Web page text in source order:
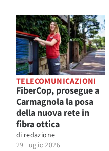
TELECOMUNICAZIONI
FiberCop, prosegue a
Carmagnola la posa
della nuova rete in
fibra ottica
di redazione
29 Luglio 2026